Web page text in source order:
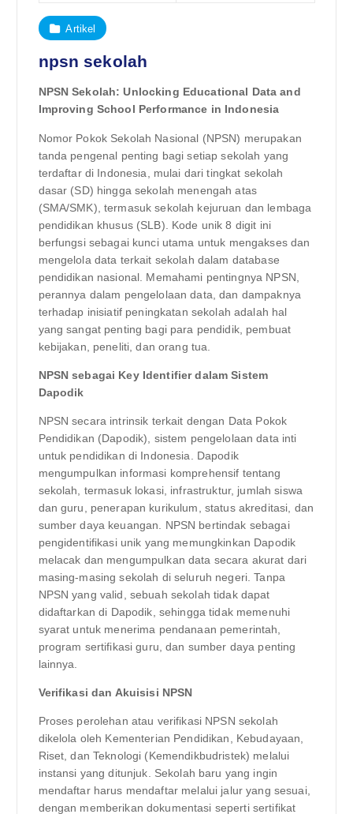
Artikel
npsn sekolah
NPSN Sekolah: Unlocking Educational Data and
Improving School Performance in Indonesia
Nomor Pokok Sekolah Nasional (NPSN) merupakan
tanda pengenal penting bagi setiap sekolah yang
terdaftar di Indonesia, mulai dari tingkat sekolah
dasar (SD) hingga sekolah menengah atas
(SMA/SMK), termasuk sekolah kejuruan dan lembaga
pendidikan khusus (SLB). Kode unik 8 digit ini
berfungsi sebagai kunci utama untuk mengakses dan
mengelola data terkait sekolah dalam database
pendidikan nasional. Memahami pentingnya NPSN,
perannya dalam pengelolaan data, dan dampaknya
terhadap inisiatif peningkatan sekolah adalah hal
yang sangat penting bagi para pendidik, pembuat
kebijakan, peneliti, dan orang tua.
NPSN sebagai Key Identifier dalam Sistem
Dapodik
NPSN secara intrinsik terkait dengan Data Pokok
Pendidikan (Dapodik), sistem pengelolaan data inti
untuk pendidikan di Indonesia. Dapodik
mengumpulkan informasi komprehensif tentang
sekolah, termasuk lokasi, infrastruktur, jumlah siswa
dan guru, penerapan kurikulum, status akreditasi, dan
sumber daya keuangan. NPSN bertindak sebagai
pengidentifikasi unik yang memungkinkan Dapodik
melacak dan mengumpulkan data secara akurat dari
masing-masing sekolah di seluruh negeri. Tanpa
NPSN yang valid, sebuah sekolah tidak dapat
didaftarkan di Dapodik, sehingga tidak memenuhi
syarat untuk menerima pendanaan pemerintah,
program sertifikasi guru, dan sumber daya penting
lainnya.
Verifikasi dan Akuisisi NPSN
Proses perolehan atau verifikasi NPSN sekolah
dikelola oleh Kementerian Pendidikan, Kebudayaan,
Riset, dan Teknologi (Kemendikbudristek) melalui
instansi yang ditunjuk. Sekolah baru yang ingin
mendaftar harus mendaftar melalui jalur yang sesuai,
dengan memberikan dokumentasi seperti sertifikat